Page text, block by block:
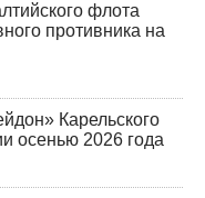
флота
противника на
Карельского
осенью 2026 года